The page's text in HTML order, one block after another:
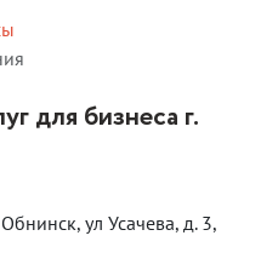
для бизнеса г.
ул Усачева, д. 3,